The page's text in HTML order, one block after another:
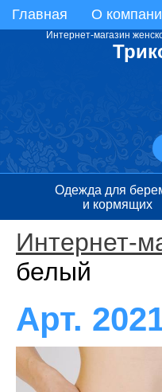
Главная О
Интернет-магазин
Одежда для
и кормящих
Интернет-
белый
Арт.